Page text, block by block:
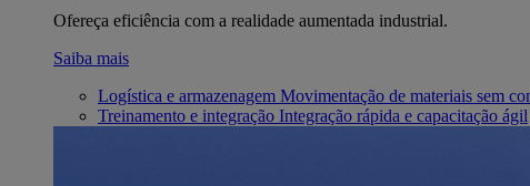
Ofereça eficiência com a realidade aumentada industrial.
Saiba mais
Logística e armazenagem Movimentação de materiais sem
Treinamento e integração Integração rápida e capacitação ágil